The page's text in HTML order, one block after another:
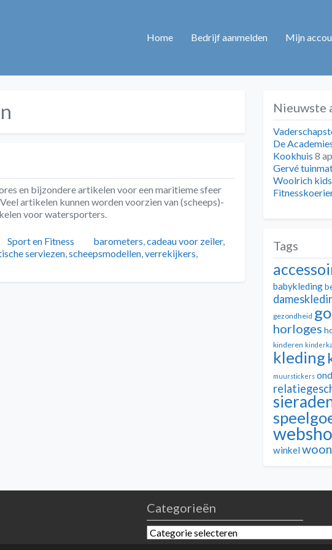
Home Bedrijf aanmelden Mijn
en bijzondere artikelen voor een maritieme sfeer
artikelen kunnen worden voorzien van (scheeps)-
voor watersporters.
Categorieën
Sport en Fitness Tags
barometers cadeau voor zeiler,
serviezen scheepsmodellen verrekijkers
Nieuwste
De
Kookhuis 8
Gervé
Woolrich kids
Tags
babykleding
gezondheid
horloges
kinderen
kleding
muurstickers
winkel
Categorieën
Categorieën